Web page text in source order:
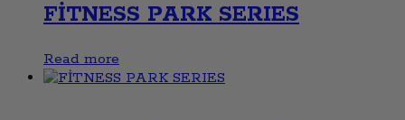
FİTNESS PARK SERIES
Read more